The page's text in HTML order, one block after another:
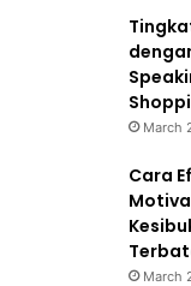
March
Cara
March